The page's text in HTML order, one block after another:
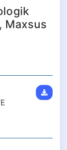
Maxsus